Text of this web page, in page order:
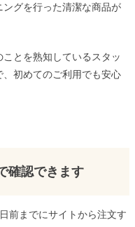
グを行った清潔な商品が
とを熟知しているスタッ
初めてのご利用でも安心
確認できます
前までにサイトから注文す